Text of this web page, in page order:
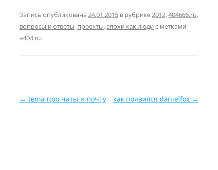
Запись опубликована 24.01.2015 в рубрике2012,404666.ru,
вопросы и ответы, проекты,эпохи как люди с метками
a404.ru.
Навигация по записям
← tema про чаты и почту как появился danielfox →